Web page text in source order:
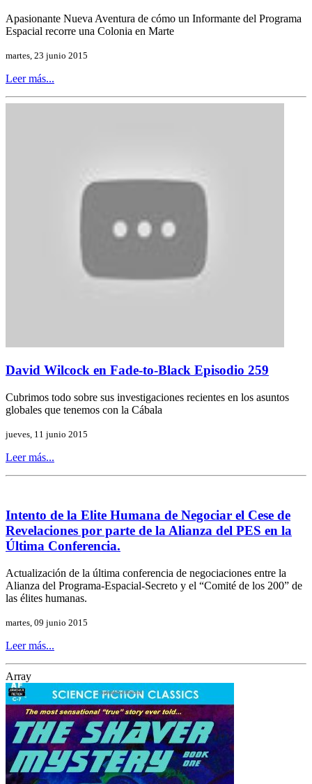
Apasionante Nueva Aventura de cómo un Informante del Programa
Espacial recorre una Colonia en Marte
martes, 23 junio 2015
Leer más...
David Wilcock en Fade-to-Black Episodio 259
Cubrimos todo sobre sus investigaciones recientes en los asuntos
globales que tenemos con la Cábala
jueves, 11 junio 2015
Leer más...
Intento de la Elite Humana de Negociar el Cese de
Revelaciones por parte de la Alianza del PES en la
Última Conferencia.
Actualización de la última conferencia de negociaciones entre la
Alianza del Programa-Espacial-Secreto y el “Comité de los 200” de
las élites humanas.
martes, 09 junio 2015
Leer más...
Array